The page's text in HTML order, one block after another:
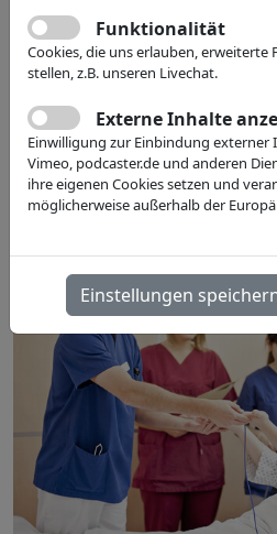
Praxis meets Technology
Krankenhäusern
Helios Klinikum Krefeld
Konferenzraum 1, Haus A1,
Krefeld
Funktionalität
Cookies, die uns erlauben,
stellen, z.B. unseren Livechat.
Externe Inhalte
Einwilligung zur Einbindung externer
Vimeo, podcaster.de und anderen
ihre eigenen Cookies setzen und
möglicherweise außerhalb der
Einstellungen